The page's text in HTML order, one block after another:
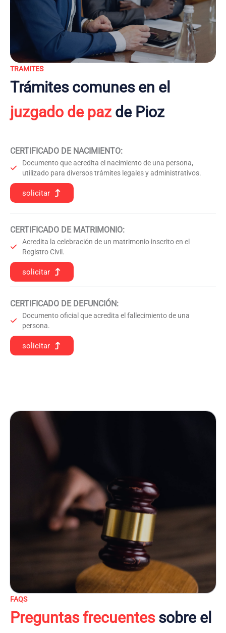
TRAMITES
Trámites comunes en el
juzgado de pazde Pioz
CERTIFICADO DE NACIMIENTO:
Documento que acredita el nacimiento de una persona,
utilizado para diversos trámites legales y administrativos.
solicitar
CERTIFICADO DE MATRIMONIO:
Acredita la celebración de un matrimonio inscrito en el
Registro Civil.
solicitar
CERTIFICADO DE DEFUNCIÓN:
Documento oficial que acredita el fallecimiento de una
persona.
solicitar
FAQS
Preguntas frecuentessobre el